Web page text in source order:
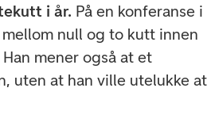
i år. På en konferanse i
null og to kutt innen
mener også at et
uten at han ville utelukke at